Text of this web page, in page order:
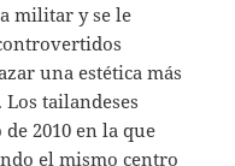
militar y se le
una estética más
tailandeses
2010 en la que
el mismo centro